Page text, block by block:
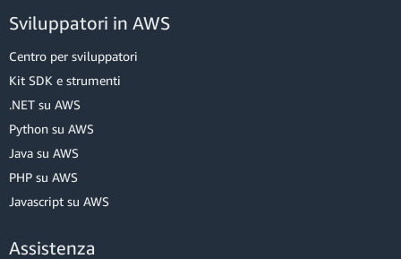
Sviluppatori in AWS
Centro per sviluppatori
Kit SDK e strumenti
.NET su AWS
Python su AWS
Java su AWS
PHP su AWS
Javascript su AWS
Assistenza